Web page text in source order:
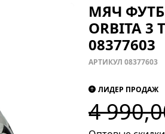
МЯЧ
ORBITA 3
08377603
АРТИКУЛ 08377603
ЛИДЕР ПРОДАЖ
4